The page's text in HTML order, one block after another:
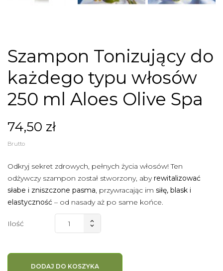
Szampon Tonizujący do
każdego typu włosów
250 ml Aloes Olive Spa
74,50 zł
Brutto
Odkryj sekret zdrowych, pełnych życia włosów! Ten
odżywczy szampon został stworzony, abyrewitalizować
słabe i zniszczone pasma, przywracając im siłę, blask i
elastyczność – od nasady aż po same końce.
Ilość
DODAJ DO KOSZYKA